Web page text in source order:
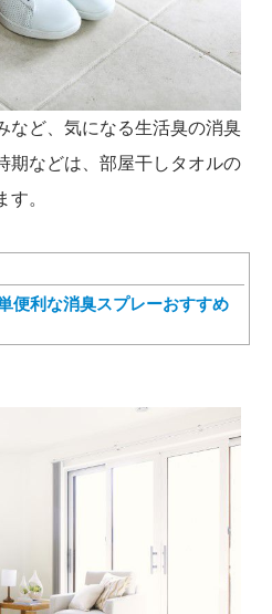
など、気になる生活臭の消臭
期などは、部屋干しタオルの
。
便利な消臭スプレーおすすめ